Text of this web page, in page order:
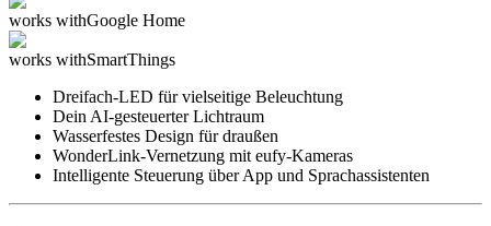
works withGoogle Home
works withSmartThings
Dreifach-LED für vielseitige Beleuchtung
Dein AI-gesteuerter Lichtraum
Wasserfestes Design für draußen
WonderLink-Vernetzung mit eufy-Kameras
Intelligente Steuerung über App und Sprachassistenten